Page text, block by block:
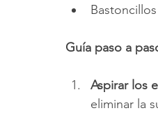
Guía paso a
Aspirar los
eliminar la